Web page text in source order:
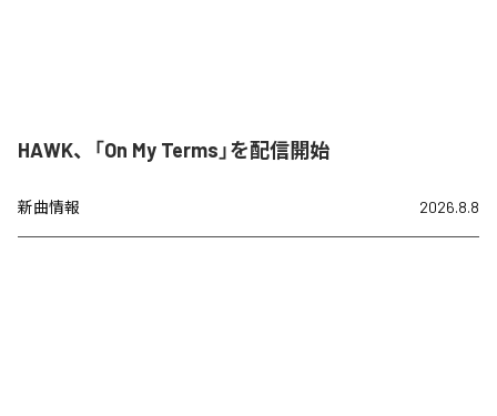
HAWK、「On My Terms」を配信開始
新曲情報 2026.8.8